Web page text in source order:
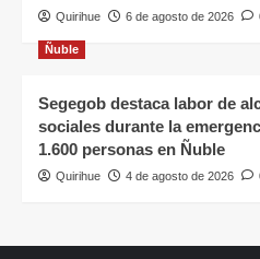
Quirihue 6 de agosto de 2026
Ñuble
Segegob destaca labor de
sociales durante la
1.600 personas en Ñuble
Quirihue 4 de agosto de 2026